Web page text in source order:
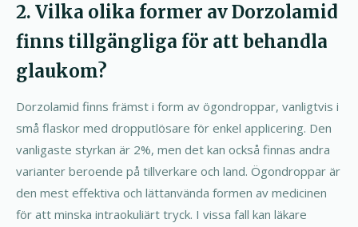
2. Vilka olika former av Dorzolamid
finns tillgängliga för att behandla
glaukom?
Dorzolamid finns främst i form av ögondroppar, vanligtvis i
små flaskor med dropputlösare för enkel applicering. Den
vanligaste styrkan är 2%, men det kan också finnas andra
varianter beroende på tillverkare och land. Ögondroppar är
den mest effektiva och lättanvända formen av medicinen
för att minska intraokuliärt tryck. I vissa fall kan läkare